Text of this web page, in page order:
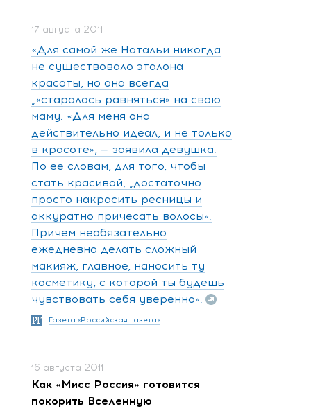
17 августа 2011
«Для самой же Натальи никогда
не существовало эталона
красоты, но она всегда
„«старалась равняться» на свою
маму. «Для меня она
действительно идеал, и не только
в красоте», — заявила девушка.
По ее словам, для того, чтобы
стать красивой, „достаточно
просто накрасить ресницы и
аккуратно причесать волосы».
Причем необязательно
ежедневно делать сложный
макияж, главное, наносить ту
косметику, с которой ты будешь
чувствовать себя уверенно».
Газета «Российская газета»
16 августа 2011
Как «Мисс Россия» готовится
покорить Вселенную